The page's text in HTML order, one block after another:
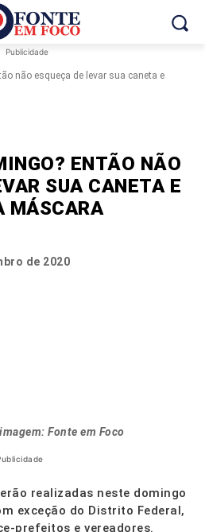
Publicidade
não esqueça de levar sua caneta e
ENTÃO NÃO
SUA CANETA E
MÁSCARA
de 2020
Fonte em Foco
realizadas neste domingo
exceção do Distrito Federal,
prefeitos e vereadores.